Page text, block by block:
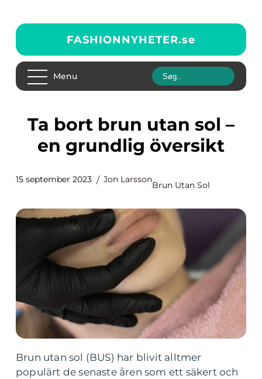
FASHIONNYHETER.se
Menu
Ta bort brun utan sol –
en grundlig översikt
15 september 2023 Jon Larsson
Brun Utan Sol
Brun utan sol (BUS) har blivit alltmer
populärt de senaste åren som ett säkert och